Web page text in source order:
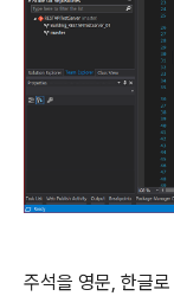
주석을 영문, 한글